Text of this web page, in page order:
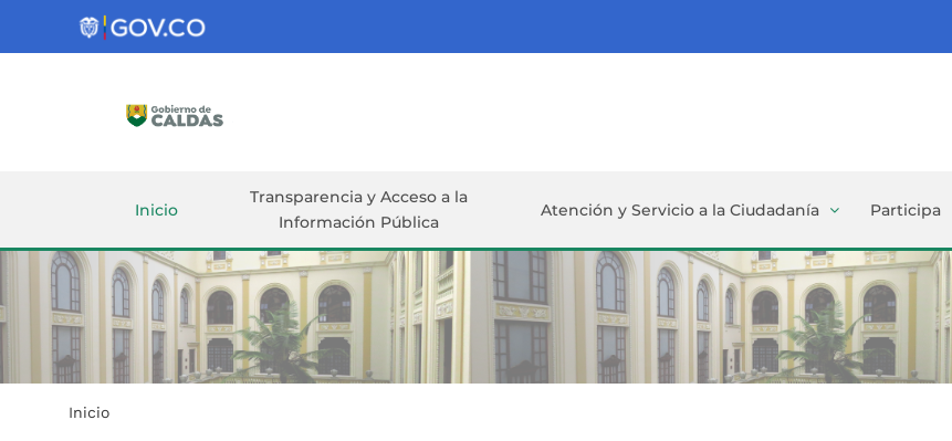
Gobernación
Inicio
Transparencia y Acceso a la
Información Pública
Atención y Servicio a la Ciudadanía Participa
Inicio